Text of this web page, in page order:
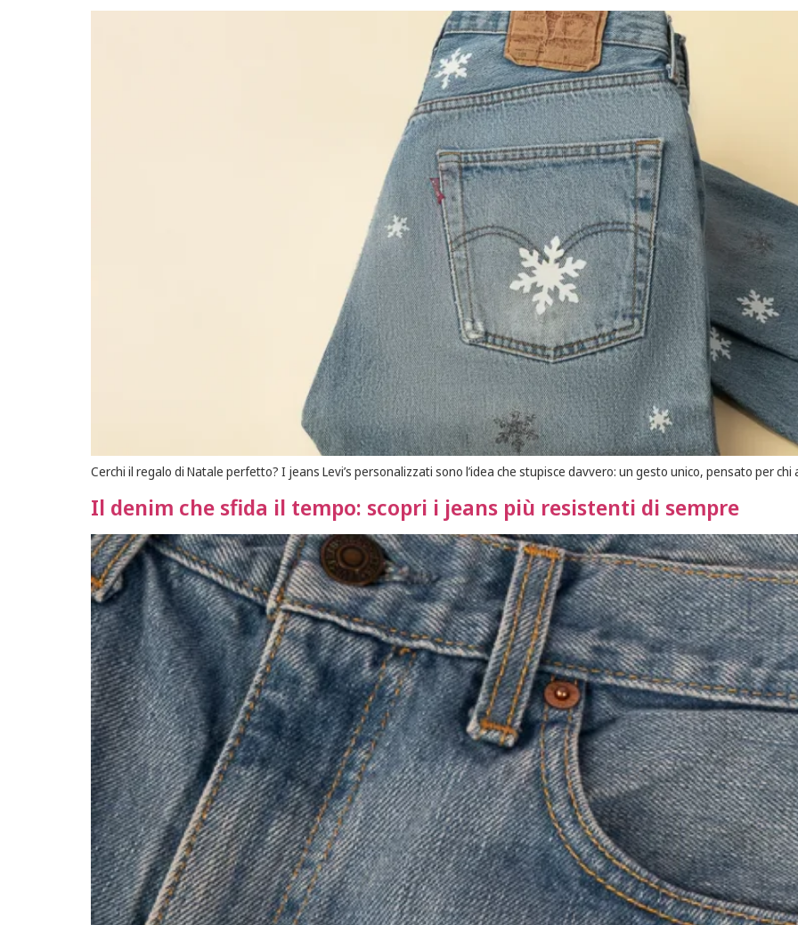
Cerchi il regalo di Natale perfetto? I jeans Levi’s personalizzati sono l’idea che stupisce davvero: un gesto unico, pensato per chi
Il denim che sfida il tempo: scopri i jeans più resistenti di sempre